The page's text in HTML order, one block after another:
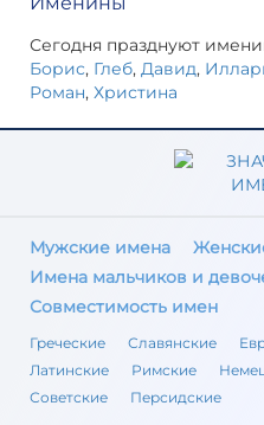
Сегодня празднуют
Борис, Глеб, Давид,
Роман, Христина
Мужские имена
Имена мальчиков и
Совместимость имен
Греческие Славянские
Латинские
Римские
Советские
Персидские